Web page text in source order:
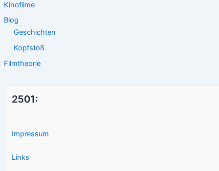
Kinofilme
Blog
Geschichten
Kopfstoß
Filmtheorie
2501:
Impressum
Links